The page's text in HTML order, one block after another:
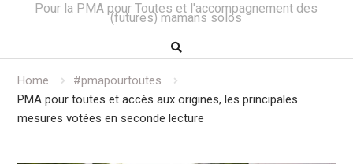
Pour la PMA pour Toutes et l'accompagnement des
(futures) mamans solos
Home
#pmapourtoutes
PMA pour toutes et accès aux origines, les principales
mesures votées en seconde lecture